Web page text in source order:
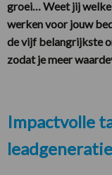
groei… Weet jij
werken voor jouw
de vijf belangrijkste
zodat je meer
Impactvolle
leadgeneratie